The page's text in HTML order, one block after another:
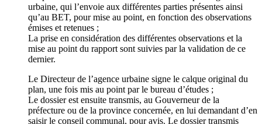
urbaine, qui l’envoie aux différentes parties présentes ainsi
qu’au BET, pour mise au point, en fonction des observations
émises et retenues ;
La prise en considération des différentes observations et la
mise au point du rapport sont suivies par la validation de ce
dernier.
Le Directeur de l’agence urbaine signe le calque original du
plan, une fois mis au point par le bureau d’études ;
Le dossier est ensuite transmis, au Gouverneur de la
préfecture ou de la province concernée, en lui demandant d’en
saisir le conseil communal, pour avis. Le dossier transmis